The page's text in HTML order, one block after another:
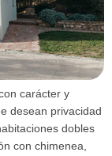
carácter y
desean privacidad
dobles
con chimenea,